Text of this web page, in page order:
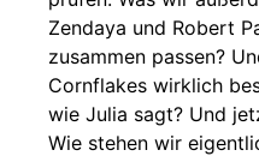
Zendaya und Robert
zusammen passen?
Cornflakes wirklich
wie Julia sagt? Und
Wie stehen wir